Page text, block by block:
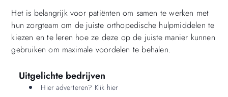
Het is belangrijk voor patiënten om samen te werken met
hun zorgteam om de juiste orthopedische hulpmiddelen te
kiezen en te leren hoe ze deze op de juiste manier kunnen
gebruiken om maximale voordelen te behalen.
Uitgelichte bedrijven
Hier adverteren? Klik hier